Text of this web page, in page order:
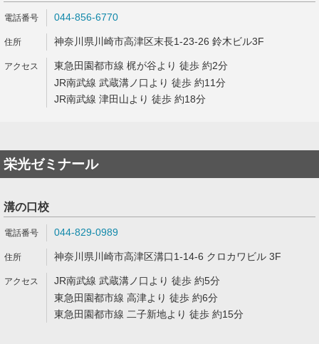
044-856-6770
神奈川県川崎市高津区末長1-23-26 鈴木ビル3F
東急田園都市線 梶が谷より 徒歩 約2分
JR南武線 武蔵溝ノ口より 徒歩 約11分
JR南武線 津田山より 徒歩 約18分
栄光ゼミナール
溝の口校
044-829-0989
神奈川県川崎市高津区溝口1-14-6 クロカワビル 3F
JR南武線 武蔵溝ノ口より 徒歩 約5分
東急田園都市線 高津より 徒歩 約6分
東急田園都市線 二子新地より 徒歩 約15分